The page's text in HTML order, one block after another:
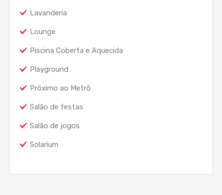
Lavanderia
Lounge
Piscina Coberta e Aquecida
Playground
Próximo ao Metrô
Salão de festas
Salão de jogos
Solarium